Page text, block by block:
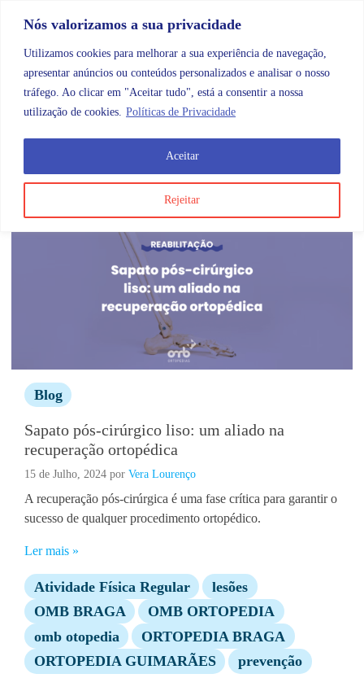
Nós valorizamos a sua privacidade
Utilizamos cookies para melhorar a sua experiência de navegação,
apresentar anúncios ou conteúdos personalizados e analisar o nosso
tráfego. Ao clicar em "Aceitar tudo", está a consentir a nossa
utilização de cookies. Políticas de Privacidade
Rejeitar
Aceitar
Categorias
Etiqueta:Atividade Física Regular
Blog
Sapato pós-cirúrgico liso: um aliado na
recuperação ortopédica
15 de Julho, 2024 por Vera Lourenço
A recuperação pós-cirúrgica é uma fase crítica para garantir o
sucesso de qualquer procedimento ortopédico.
Ler mais »
Atividade Física Regular
lesões
OMB BRAGA
OMB ORTOPEDIA
omb otopedia
ORTOPEDIA BRAGA
ORTOPEDIA GUIMARÃES
prevenção